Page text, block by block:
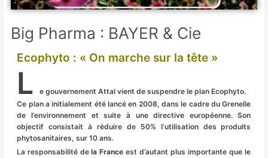
Big Pharma : BAYER & Cie
Ecophyto : « On marche sur la tête »
L
e gouvernement Attal vient de suspendre le plan Ecophyto.
Ce plan a initialement été lancé en 2008, dans le cadre du Grenelle
de l’environnement et suite à une directive européenne. Son
objectif consistait à réduire de 50% l’utilisation des produits
phytosanitaires, sur 10 ans.
La responsabilité dela France est d’autant plus importante que le